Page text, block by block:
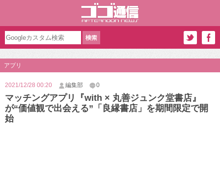
アプリ
2021/12/28 00:20 編集部 0
マッチングアプリ『with × 丸善ジュンク堂書店』
が“価値観で出会える”「良縁書店」を期間限定で開
始